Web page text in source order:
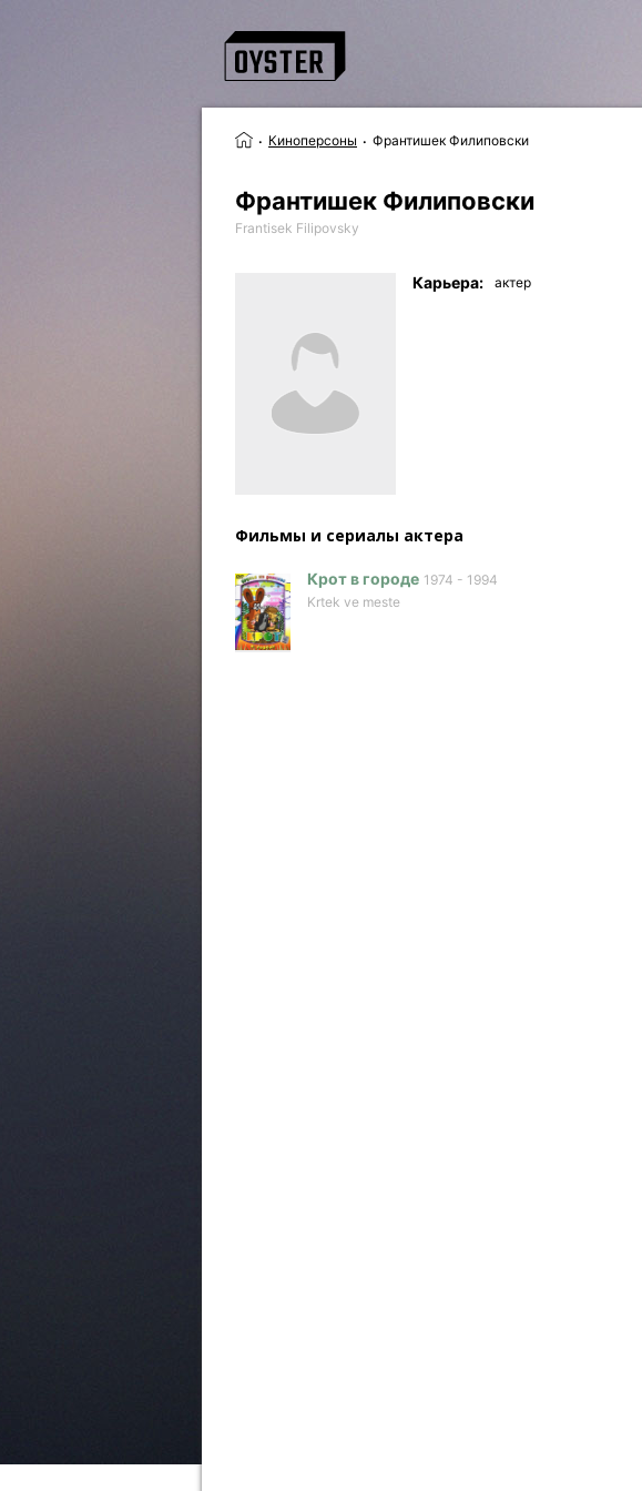
Киноперсоны Франтишек Филиповски
Франтишек Филиповски
Frantisek Filipovsky
Карьера: актер
Фильмы и сериалы актера
Крот в городе 1974 - 1994
Krtek ve meste